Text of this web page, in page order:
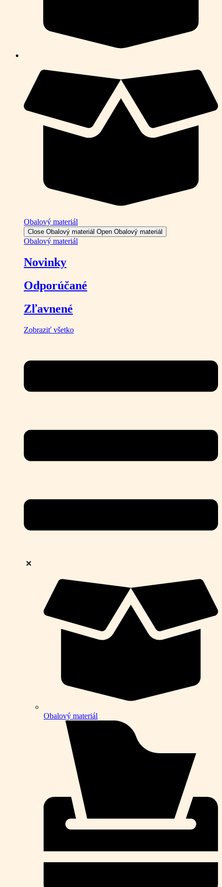
Obalový materiál
Close Obalový materiál Open Obalový materiál
Obalový materiál
Novinky
Odporúčané
Zľavnené
Zobraziť všetko
Obalový materiál